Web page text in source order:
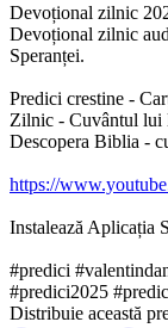
Devoțional zilnic
Devoțional zilnic
Speranței.
Predici crestine -
Zilnic - Cuvântul lui
Descopera Biblia -
https://
Instalează Aplicația
#predici
#predici2025
Distribuie această